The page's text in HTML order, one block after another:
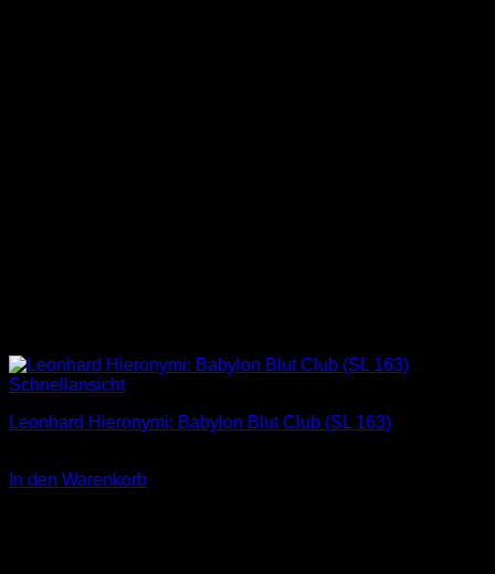
Schnellansicht
Leonhard Hieronymi: Babylon Blut Club (SL 163)
In den Warenkorb